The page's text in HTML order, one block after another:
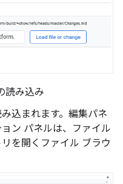
読み込み
込まれます。編集パネ
ン パネルは、ファイル
を開くファイル ブラウ